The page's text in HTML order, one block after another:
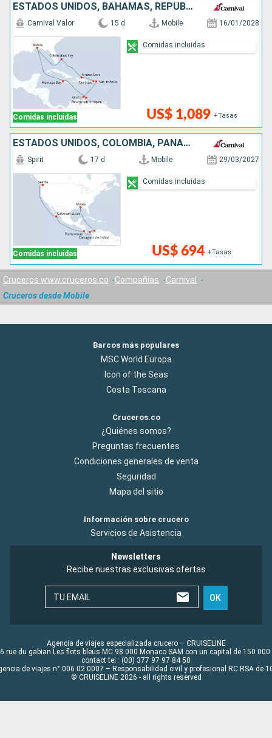
ESTADOS UNIDOS, BAHAMAS, REPÚBLICA DOMINICANA, PUERTO RICO, ARUBA, JAMAICA
Comidas incluidas
Carnival Valor 15 d Mobile 16/01/2028
US$ 1,089 +Tasas
Comidas incluidas
ESTADOS UNIDOS, COLOMBIA, PANAMÁ, COSTA RICA, MÉXICO
Comidas incluidas
Spirit 17 d Mobile 29/03/2027
US$ 694 +Tasas
Comidas incluidas
Cruceros www.cruceros.co Compañías
Carnival
Cruceros desde Mobile
Barcos más populares
MSC World Europa
Icon of the Seas
Costa Toscana
Cruceros.co
¿Quiénes somos?
Preguntas frecuentes
Condiciones generales de venta
Seguridad
Mapa del sitio
Información sobre crucero
Servicios de Asistencia
Newsletters
Recibe nuestras exclusivas ofertas
TU EMAIL OK
Agencia de viajes especializada crucero – CRUISELINE
rue du gabian Les flots bleus MC 98 000 Monaco SAM con un capital de 150 000
contact tel : (00) 377 97 97 84 50
de viajes n° 006 02 0007 – Responsabilidad civil y profesional RC RSA de
© CRUISELINE 2026 - all rights reserved